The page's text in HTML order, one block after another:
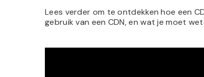
Lees verder om te ontdekken hoe een
gebruik van een CDN, en wat je moet